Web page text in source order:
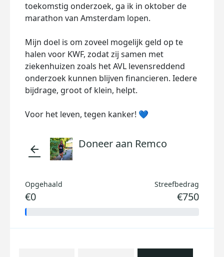
toekomstig onderzoek, ga ik in oktober de
marathon van Amsterdam lopen.
Mijn doel is om zoveel mogelijk geld op te
halen voor KWF, zodat zij samen met
ziekenhuizen zoals het AVL levensreddend
onderzoek kunnen blijven financieren. Iedere
bijdrage, groot of klein, helpt.
Voor het leven, tegen kanker! 💙
arrow_back Doneer aan Remco
Opgehaald
€0
Streefbedrag
€750